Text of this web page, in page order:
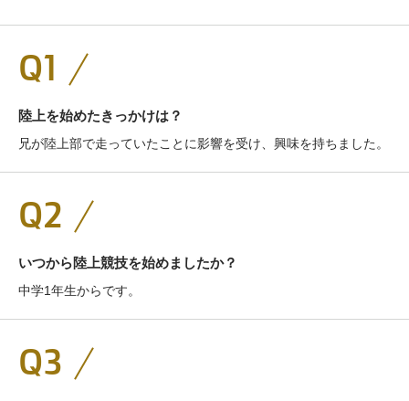
Q1
陸上を始めたきっかけは？
兄が陸上部で走っていたことに影響を受け、興味を持ちました。
Q2
いつから陸上競技を始めましたか？
中学1年生からです。
Q3